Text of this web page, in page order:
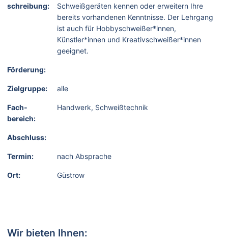
schreibung:
Schweißgeräten kennen oder erweitern Ihre
bereits vorhandenen Kenntnisse. Der Lehrgang
ist auch für Hobbyschweißer*innen,
Künstler*innen und Kreativschweißer*innen
geeignet.
Förderung:
Zielgruppe: alle
Fach­
bereich:
Handwerk, Schweißtechnik
Abschluss:
Termin: nach Absprache
Ort: Güstrow
Wir bieten Ihnen: